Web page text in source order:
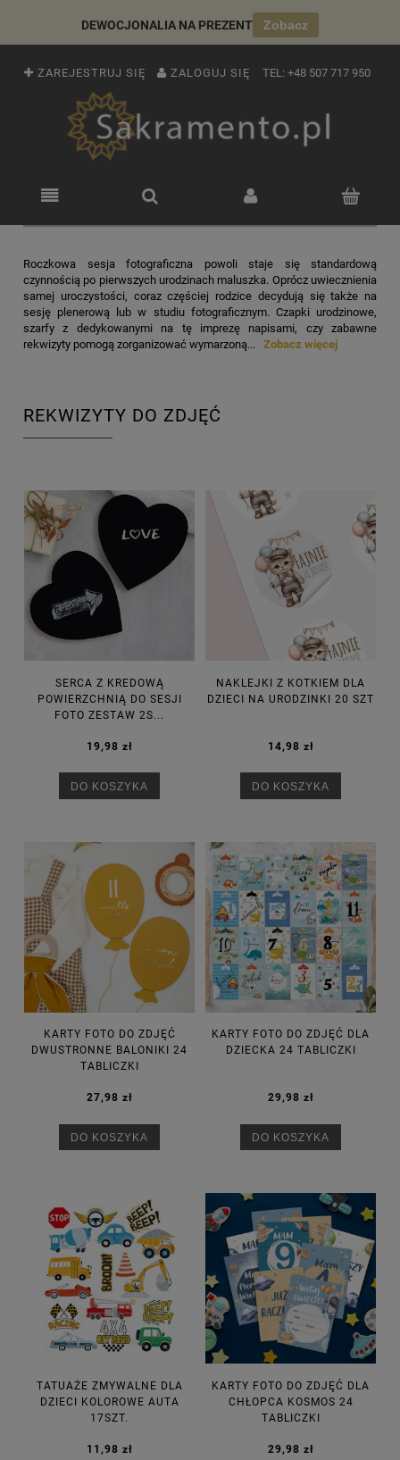
DEWOCJONALIA NA PREZENT Zobacz
ZAREJESTRUJ SIĘ ZALOGUJ SIĘ TEL: +48 507 717 950
Roczkowa sesja fotograficzna powoli staje się standardową
czynnością po pierwszych urodzinach maluszka. Oprócz uwiecznienia
samej uroczystości, coraz częściej rodzice decydują się także na
sesję plenerową lub w studiu fotograficznym. Czapki urodzinowe,
szarfy z dedykowanymi na tę imprezę napisami, czy zabawne
rekwizyty pomogą zorganizować wymarzoną... Zobacz więcej
REKWIZYTY DO ZDJĘĆ
SERCA Z KREDOWĄ
POWIERZCHNIĄ DO SESJI
FOTO ZESTAW 2S...
19,98 zł
DO KOSZYKA
NAKLEJKI Z KOTKIEM DLA
DZIECI NA URODZINKI 20 SZT
14,98 zł
DO KOSZYKA
KARTY FOTO DO ZDJĘĆ
DWUSTRONNE BALONIKI 24
TABLICZKI
27,98 zł
DO KOSZYKA
KARTY FOTO DO ZDJĘĆ DLA
DZIECKA 24 TABLICZKI
29,98 zł
DO KOSZYKA
TATUAŻE ZMYWALNE DLA
DZIECI KOLOROWE AUTA
17SZT.
11,98 zł
KARTY FOTO DO ZDJĘĆ DLA
CHŁOPCA KOSMOS 24
TABLICZKI
29,98 zł